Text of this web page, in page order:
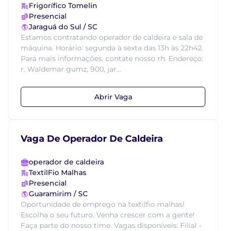
Frigorífico Tomelin
Presencial
Jaraguá do Sul / SC
Estamos contratando operador de caldeira e sala de
máquina. Horário: segunda à sexta das 13h às 22h42.
Para mais informações, contate nosso rh. Endereço:
r. Waldemar gumz, 900, jar...
Abrir Vaga
Vaga De Operador De Caldeira
operador de caldeira
TextilFio Malhas
Presencial
Guaramirim / SC
Oportunidade de emprego na textilfio malhas!
Escolha o seu futuro. Venha crescer com a gente!
Faça parte do nosso time. Vagas disponíveis: Filial -